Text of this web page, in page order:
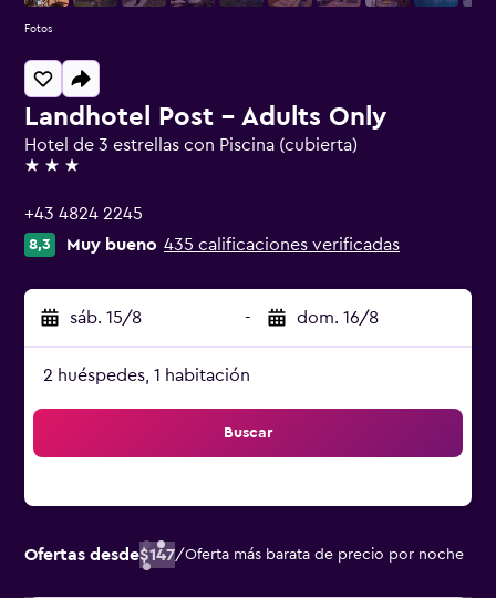
Landhotel Post - Adults Only
Hotel de 3 estrellas con Piscina (cubierta)
3 estrellas
+43 4824 2245
8,3 Muy bueno 435 calificaciones verificadas
sáb. 15/8 - dom. 16/8
2 huéspedes, 1 habitación
Buscar
Ofertas desde$147/Oferta más barata de precio por noche
Fotos